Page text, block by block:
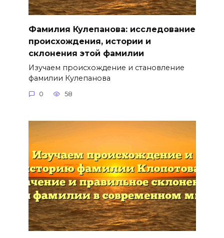
Фамилия Кулепанова: исследование
происхождения, истории и
склонения этой фамилии
Изучаем происхождение и становление
фамилии Кулепанова
0 58